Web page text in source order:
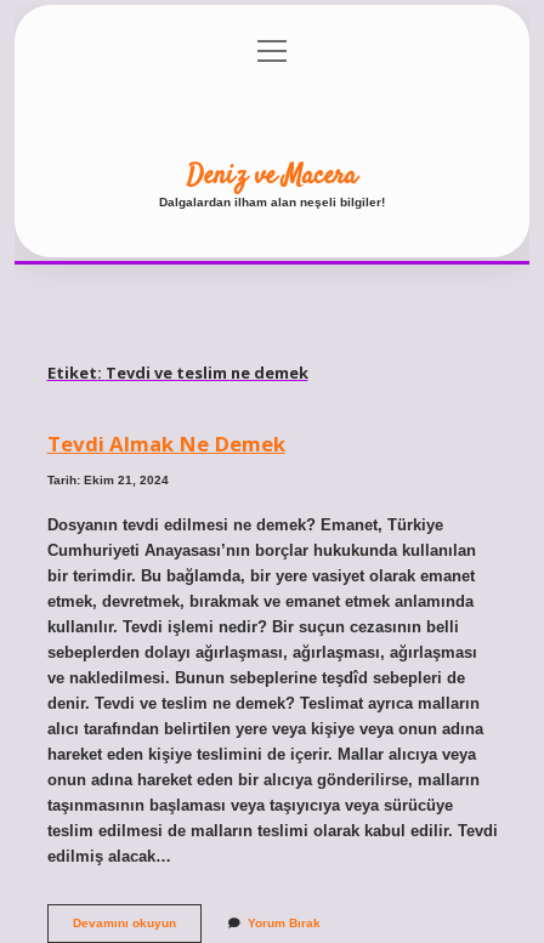
Gizlilik Politikası
menüyü
aç
Deniz ve Macera
Dalgalardan ilham alan neşeli bilgiler!
Etiket: Tevdi ve teslim ne demek
Tevdi Almak Ne Demek
Tarih: Ekim 21, 2024
Dosyanın tevdi edilmesi ne demek? Emanet, Türkiye
Cumhuriyeti Anayasası’nın borçlar hukukunda kullanılan
bir terimdir. Bu bağlamda, bir yere vasiyet olarak emanet
etmek, devretmek, bırakmak ve emanet etmek anlamında
kullanılır. Tevdi işlemi nedir? Bir suçun cezasının belli
sebeplerden dolayı ağırlaşması, ağırlaşması, ağırlaşması
ve nakledilmesi. Bunun sebeplerine teşdîd sebepleri de
denir. Tevdi ve teslim ne demek? Teslimat ayrıca malların
alıcı tarafından belirtilen yere veya kişiye veya onun adına
hareket eden kişiye teslimini de içerir. Mallar alıcıya veya
onun adına hareket eden bir alıcıya gönderilirse, malların
taşınmasının başlaması veya taşıyıcıya veya sürücüye
teslim edilmesi de malların teslimi olarak kabul edilir. Tevdi
edilmiş alacak…
Devamını okuyunTevdi
Yorum Bırak